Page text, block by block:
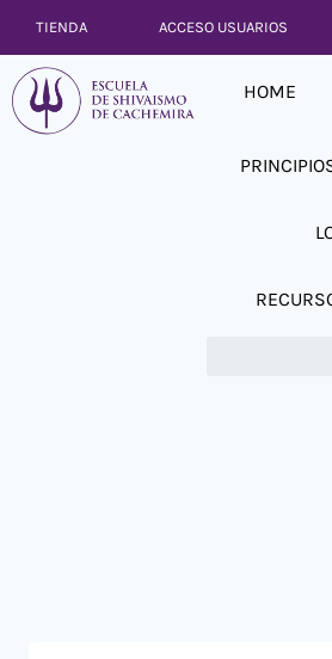
TIENDA ACCESO USUARIOS
HOME